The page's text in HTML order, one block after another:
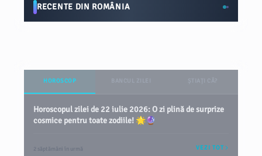
RECENTE DIN ROMÂNIA
HOROSCOP
Horoscopul zilei de 22 iulie 2026: O zi plină de surprize
cosmice pentru toate zodiile! 🌟🔮
2 săptămâni în urmă VEZI TOT